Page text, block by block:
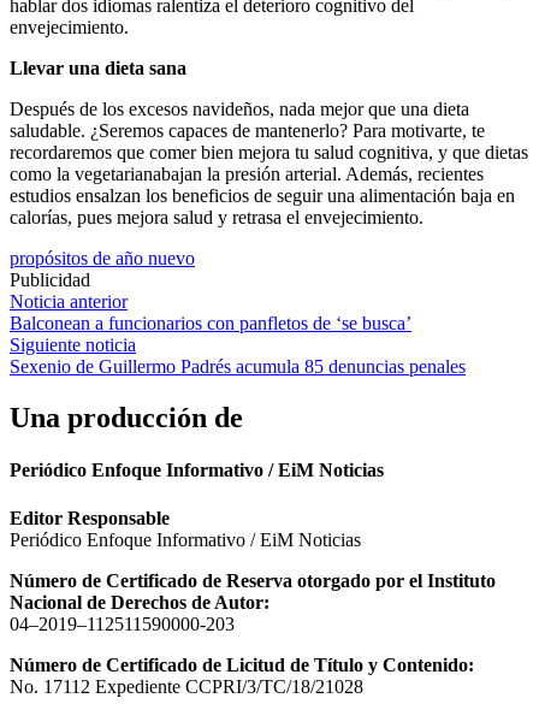
hablar dos idiomas ralentiza el deterioro cognitivo del
envejecimiento.
Llevar una dieta sana
Después de los excesos navideños, nada mejor que una dieta
saludable. ¿Seremos capaces de mantenerlo? Para motivarte, te
recordaremos que comer bien mejora tu salud cognitiva, y que dietas
como la vegetarianabajan la presión arterial. Además, recientes
estudios ensalzan los beneficios de seguir una alimentación baja en
calorías, pues mejora salud y retrasa el envejecimiento.
propósitos de año nuevo
Publicidad
Navegación
de
entradas
Noticia anterior
Balconean a funcionarios con panfletos de ‘se busca’
Siguiente noticia
Sexenio de Guillermo Padrés acumula 85 denuncias penales
Una producción de
Periódico Enfoque Informativo / EiM Noticias
Editor Responsable
Periódico Enfoque Informativo / EiM Noticias
Número de Certificado de Reserva otorgado por el Instituto
Nacional de Derechos de Autor:
04–2019–112511590000-203
Número de Certificado de Licitud de Título y Contenido:
No. 17112 Expediente CCPRI/3/TC/18/21028